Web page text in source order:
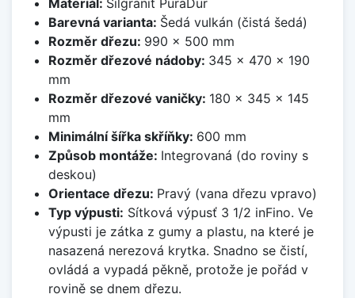
Barevná varianta: Šedá vulkán (čistá šedá)
Rozměr dřezu: 990 x 500 mm
Rozměr dřezové nádoby: 345 x 470 x 190
mm
Rozměr dřezové vaničky: 180 x 345 x 145
mm
Minimální šířka skříňky: 600 mm
Způsob montáže: Integrovaná (do roviny s
deskou)
Orientace dřezu: Pravý (vana dřezu vpravo)
Typ výpusti: Sítková výpusť 3 1/2 inFino. Ve
výpusti je zátka z gumy a plastu, na které je
nasazená nerezová krytka. Snadno se čistí,
ovládá a vypadá pěkně, protože je pořád v
rovině se dnem dřezu.